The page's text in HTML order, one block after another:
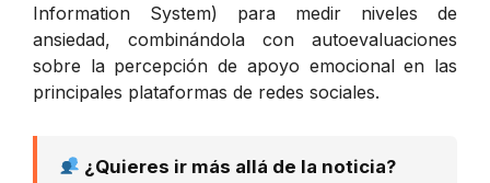
Information System) para medir niveles de
ansiedad, combinándola con autoevaluaciones
sobre la percepción de apoyo emocional en las
principales plataformas de redes sociales.
¿Quieres ir más allá de la noticia?